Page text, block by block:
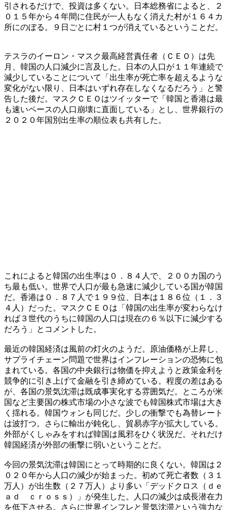
引されるだけで、投資は多くない。日本総務省によると、２
０１５年から４年間に住民が一人もなく消えた村が１６４カ
所にのぼる。９日ごとに村１つが消えているということだ。
テスラのイーロン・マスク最高経営責任者（ＣＥＯ）は先
月、韓国の人口減少に言及した。日本の人口が１１年連続で
減少していることについて「出生率が死亡率を超えるような
変化がない限り、日本はいずれ存在しなくなるだろう」と警
告した後だ。マスクＣＥＯはツイッターで「韓国と香港は最
も速いペースの人口崩壊に直面している」とし、世界銀行の
２０２０年国別出生率の順位表も共有した。
これによると韓国の出生率は０．８４人で、２００カ国のう
ち最も低い。世界で人口が最も急速に減少している国が韓国
だ。香港は０．８７人で１９９位、日本は１８６位（１．３
４人）だった。マスクＣＥＯは「韓国の出生率が変わらなけ
れば３世代のうちに韓国の人口は現在の６％以下に減少する
だろう」とコメントした。
最近の韓国経済は風前の灯火のようだ。原油価格が上昇し、
サプライチェーン問題で世界はインフレーションの恐怖に包
まれている。各国の中央銀行は物価を抑えようと政策金利を
競争的に引き上げて金融を引き締めている。程度の差はある
が、各国の景気沈滞は既成事実化する雰囲気だ。ところが米
国など主要国の株式市場の小さな波でも韓国株式市場は大き
く揺れる。韓国ウォンも同じだ。少しの衝撃でも為替レート
は波打つ。さらに輸出が鈍化し、貿易赤字が拡大している。
外部がくしゃみをすれば韓国は風邪をひく状況だ。それだけ
韓国経済が外部の衝撃に弱いということだ。
今回の景気沈滞は韓国にとって時期的に良くない。韓国は２
０２０年から人口の減少が始まった。初めて死亡者数（３１
万人）が出生数（２７万人）より多い「デッドクロス（ｄｅ
ａｄ ｃｒｏｓｓ）」が発生した。人口の減少は成長潜在力
を低下させる。さらに世界インフレと景気沈滞という強力な